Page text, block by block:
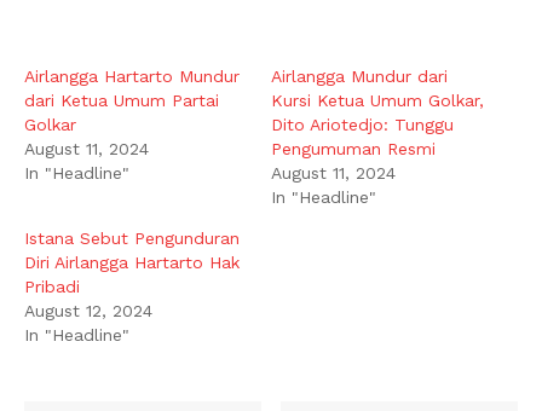
Airlangga Hartarto Mundur
dari Ketua Umum Partai
Golkar
August 11, 2024
In "Headline"
Airlangga Mundur dari
Kursi Ketua Umum Golkar,
Dito Ariotedjo: Tunggu
Pengumuman Resmi
August 11, 2024
In "Headline"
Istana Sebut Pengunduran
Diri Airlangga Hartarto Hak
Pribadi
August 12, 2024
In "Headline"